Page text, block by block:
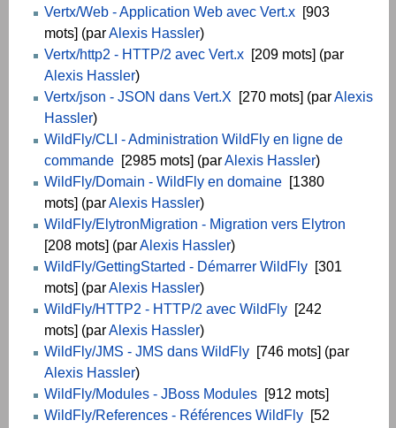
Vertx/Web - Application Web avec Vert.x [903
mots] (parAlexis Hassler)
Vertx/http2 - HTTP/2 avec Vert.x [209 mots] (par
Alexis Hassler)
Vertx/json - JSON dans Vert.X [270 mots] (parAlexis
Hassler)
WildFly/CLI - Administration WildFly en ligne de
commande [2985 mots] (parAlexis Hassler)
WildFly/Domain - WildFly en domaine [1380
mots] (parAlexis Hassler)
WildFly/ElytronMigration - Migration vers Elytron
[208 mots] (parAlexis Hassler)
WildFly/GettingStarted - Démarrer WildFly [301
mots] (parAlexis Hassler)
WildFly/HTTP2 - HTTP/2 avec WildFly [242
mots] (parAlexis Hassler)
WildFly/JMS - JMS dans WildFly [746 mots] (par
Alexis Hassler)
WildFly/Modules - JBoss Modules [912 mots]
WildFly/References - Références WildFly [52